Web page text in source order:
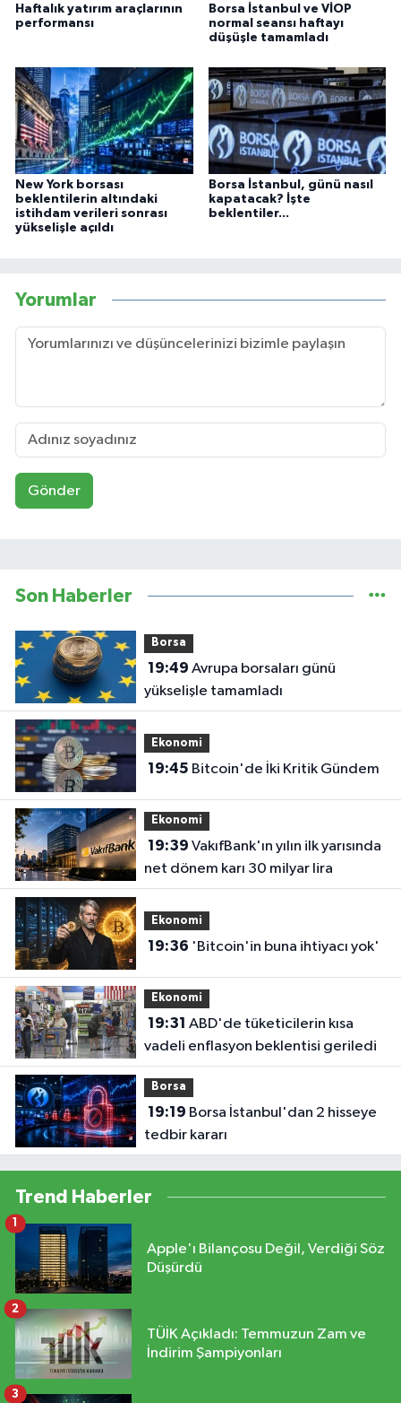
Haftalık yatırım araçlarının
performansı
Borsa İstanbul ve VİOP
normal seansı haftayı
düşüşle tamamladı
New York borsası
beklentilerin altındaki
istihdam verileri sonrası
yükselişle açıldı
Borsa İstanbul, günü nasıl
kapatacak? İşte
beklentiler...
Yorumlar
Gönder
Son Haberler
Borsa
19:49
yükselişle tamamladı
Ekonomi
19:45 Bitcoin'de İki Kritik Gündem
Ekonomi
19:39
net dönem karı 30 milyar lira
Ekonomi
19:36 'Bitcoin'in buna ihtiyacı yok'
Ekonomi
19:31
vadeli enflasyon beklentisi geriledi
Borsa
19:19
tedbir kararı
Trend Haberler
Apple'ı Bilançosu Değil, Verdiği Söz
Düşürdü
TÜİK Açıkladı: Temmuzun Zam ve
İndirim Şampiyonları
2
3